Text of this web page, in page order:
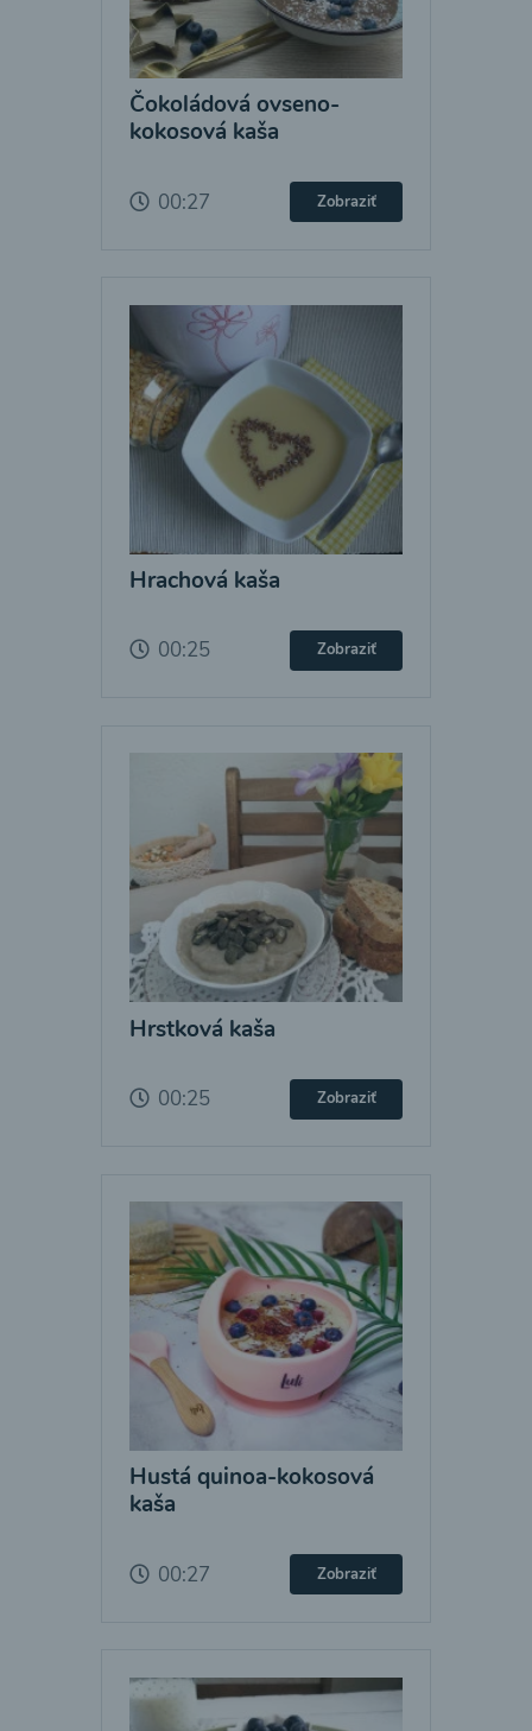
Čokoládová ovseno-
kokosová kaša
00:27 Zobraziť
Hrachová kaša
00:25 Zobraziť
Hrstková kaša
00:25 Zobraziť
Hustá quinoa-kokosová
kaša
00:27 Zobraziť